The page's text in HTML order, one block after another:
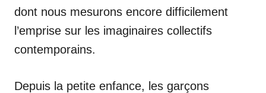
dont nous mesurons encore difficilement
l’emprise sur les imaginaires collectifs
contemporains.
Depuis la petite enfance, les garçons